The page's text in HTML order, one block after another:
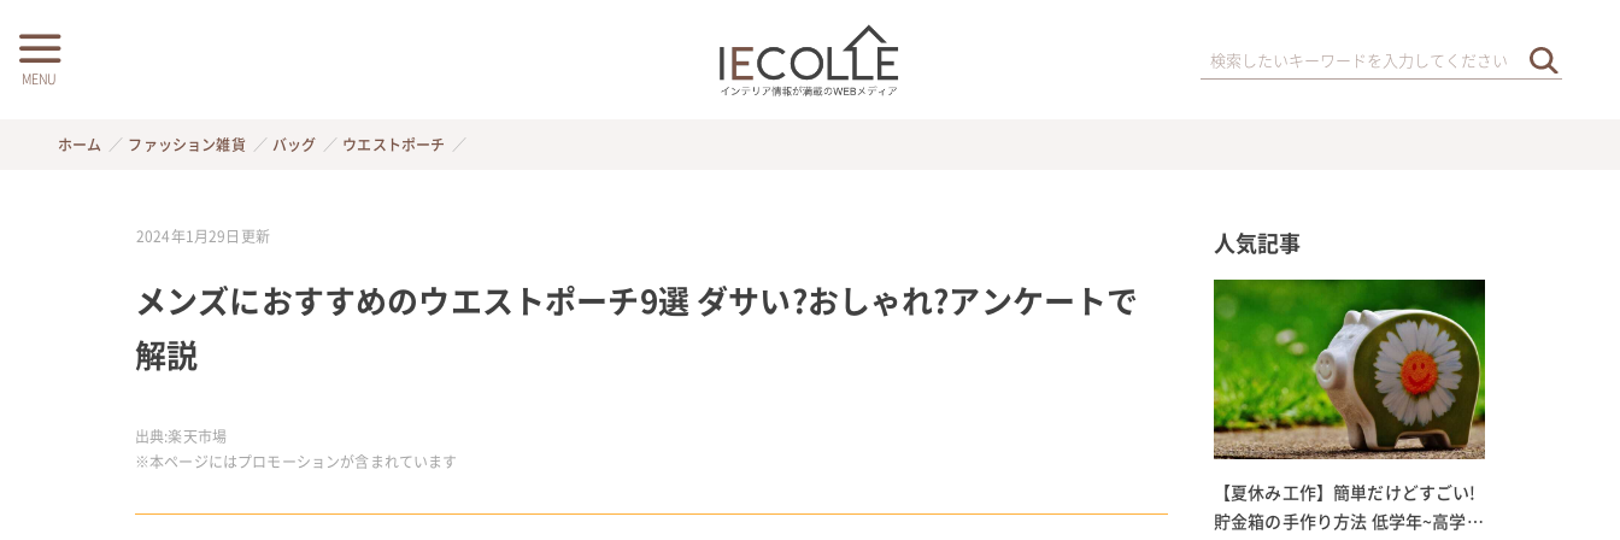
MENU
ホーム ファッション雑貨 バッグ ウエストポーチ
2024年1月29日 更新
メンズにおすすめのウエストポーチ9選 ダサい?おしゃれ?アンケートで
解説
出典:楽天市場
※本ページにはプロモーションが含まれています
人気記事
【夏休み工作】簡単だけどすごい!
貯金箱の手作り方法 低学年~高学年